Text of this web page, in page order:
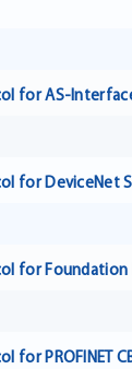
for AS-
for DeviceNet
for Foundation
for PROFINET